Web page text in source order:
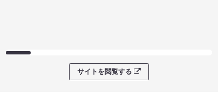
サイトを閲覧する